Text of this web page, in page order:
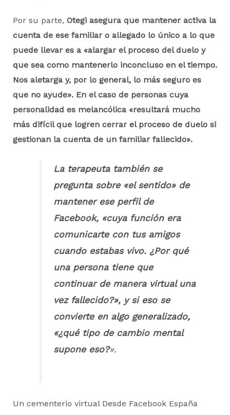
Por su parte, Otegi asegura que mantener activa la
cuenta de ese familiar o allegado lo único a lo que
puede llevar es a «alargar el proceso del duelo y
que sea como mantenerlo inconcluso en el tiempo.
Nos aletarga y, por lo general, lo más seguro es
que no ayude». En el caso de personas cuya
personalidad es melancólica «resultará mucho
más difícil que logren cerrar el proceso de duelo si
gestionan la cuenta de un familiar fallecido».
La terapeuta también se
pregunta sobre «el sentido» de
mantener ese perfil de
Facebook, «cuya función era
comunicarte con tus amigos
cuando estabas vivo. ¿Por qué
una persona tiene que
continuar de manera virtual una
vez fallecido?», y si eso se
convierte en algo generalizado,
«¿qué tipo de cambio mental
supone eso?».
Un cementerio virtual Desde Facebook España